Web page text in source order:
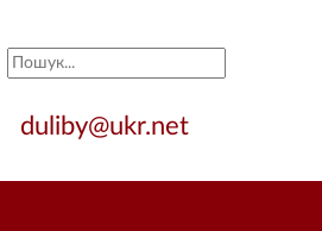
duliby@ukr.net